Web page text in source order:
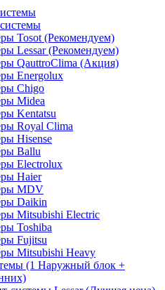
Tosot (Рекомендуем)
Lessar (Рекомендуем)
QauttroClima (Акция)
Energolux
Chigo
Midea
Kentatsu
Royal Clima
Hisense
Ballu
Electrolux
Haier
MDV
Daikin
Mitsubishi Electric
Toshiba
Fujitsu
Mitsubishi Heavy
(1 Наружный блок +